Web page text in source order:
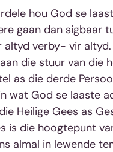
hou God se
gaan dan sigbaar
altyd verby- vir
die stuur van die
as die derde
wat God se laaste
Heilige Gees as
is die hoogtepunt
almal in lewende